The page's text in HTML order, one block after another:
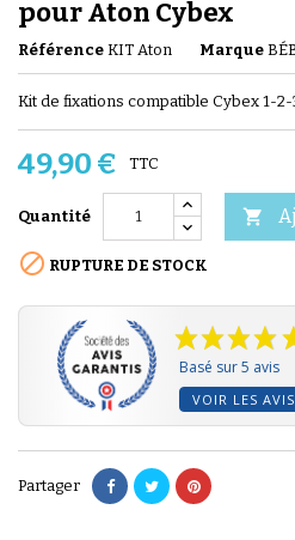
pour Aton Cybex
Référence KIT Aton Marque
Kit de fixations compatible Cybex 1-2-
49,90 € TTC
Quantité 
 RUPTURE DE STOCK
Basé sur 5 avis
VOIR LES AVIS
Partager